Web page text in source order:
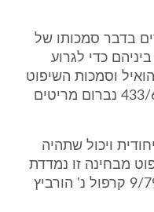
בדבר סמכותו של
כדי לגרוע
וסמכות השיפוט
היא אחד מכוחות הריבון (ע"א 433/64 נברום מריטים
ויכול שתהיה
מבחינה זו נמדדת
על-פי לשונה של ההוראה (ע"א 9/79 קרפול נ' הורביץ